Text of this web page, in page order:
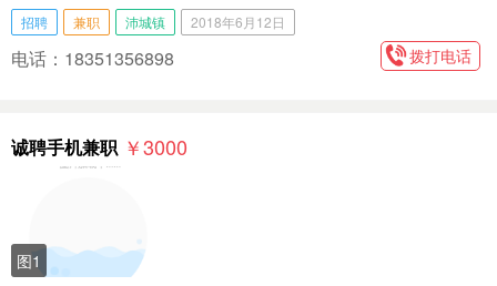
招聘 兼职 沛城镇 2018年6月12日
电话：18351356898 拨打电话
诚聘手机兼职 ￥3000
图1